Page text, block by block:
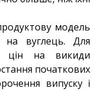
модель
на вуглець. Для
цін на викиди
початкових
випуску і